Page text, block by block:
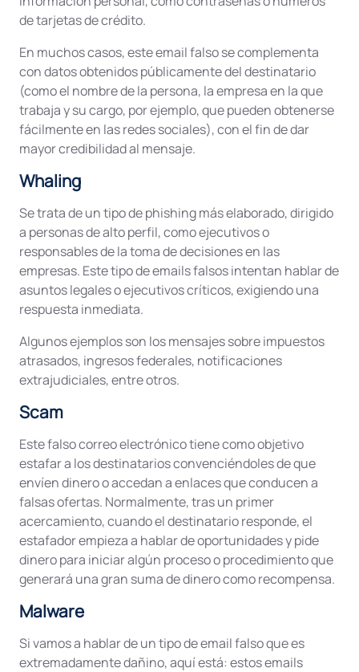
de tarjetas de crédito.
En muchos casos, este email falso se complementa
con datos obtenidos públicamente del destinatario
(como el nombre de la persona, la empresa en la que
trabaja y su cargo, por ejemplo, que pueden obtenerse
fácilmente en las redes sociales), con el fin de dar
mayor credibilidad al mensaje.
Whaling
Se trata de un tipo de phishing más elaborado, dirigido
a personas de alto perfil, como ejecutivos o
responsables de la toma de decisiones en las
empresas. Este tipo de emails falsos intentan hablar de
asuntos legales o ejecutivos críticos, exigiendo una
respuesta inmediata.
Algunos ejemplos son los mensajes sobre impuestos
atrasados, ingresos federales, notificaciones
extrajudiciales, entre otros.
Scam
Este falso correo electrónico tiene como objetivo
estafar a los destinatarios convenciéndoles de que
envíen dinero o accedan a enlaces que conducen a
falsas ofertas. Normalmente, tras un primer
acercamiento, cuando el destinatario responde, el
estafador empieza a hablar de oportunidades y pide
dinero para iniciar algún proceso o procedimiento que
generará una gran suma de dinero como recompensa.
Malware
Si vamos a hablar de un tipo de email falso que es
extremadamente dañino, aquí está: estos emails